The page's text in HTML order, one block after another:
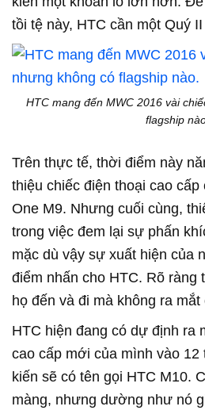
tồi tệ này, HTC cần một Quý
HTC mang đến MWC 2016 vài
flagship
Trên thực tế, thời điểm này
thiệu chiếc điện thoại cao
One M9. Nhưng cuối cùng,
trong việc đem lại sự phấn
mặc dù vậy sự xuất hiện của
điểm nhấn cho HTC. Rõ ràng
họ đến và đi mà không ra
HTC hiện đang có dự định ra
cao cấp mới của mình vào
kiến sẽ có tên gọi HTC M10.
màng, nhưng dường như nó